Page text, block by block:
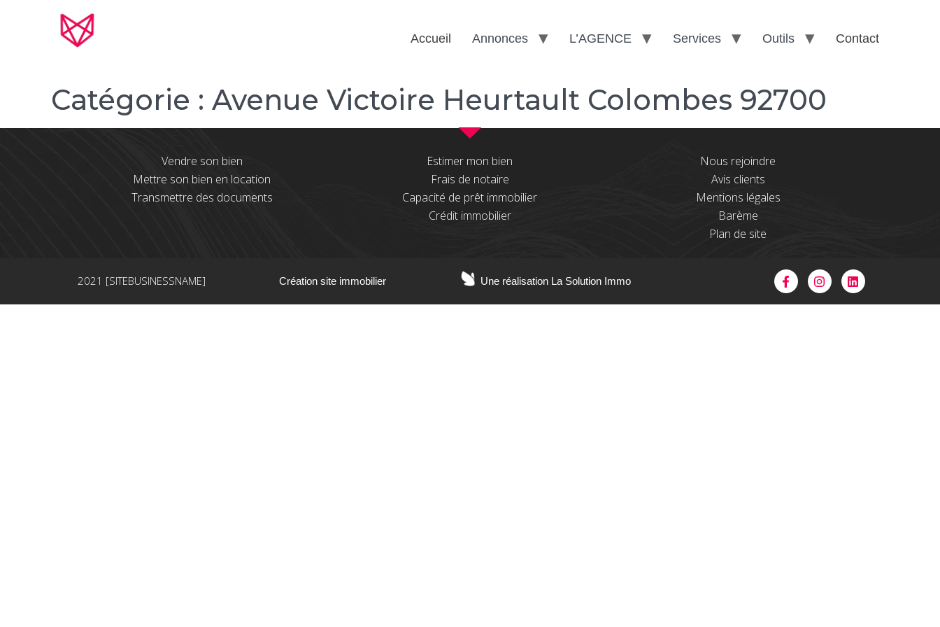
Accueil Annonces L’AGENCE Services Outils Contact
Catégorie : Avenue Victoire Heurtault Colombes 92700
Vendre son bien
Mettre son bien en location
Transmettre des documents
Estimer mon bien
Frais de notaire
Capacité de prêt immobilier
Crédit immobilier
Nous rejoindre
Avis clients
Mentions légales
Barème
Plan de site
2021 [SITEBUSINESSNAME] Création site immobilier Une réalisation La Solution Immo